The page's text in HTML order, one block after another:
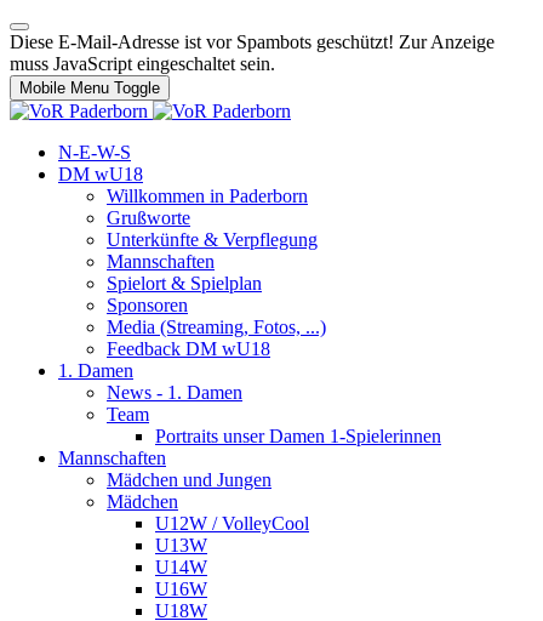
Diese E-Mail-Adresse ist vor Spambots geschützt! Zur Anzeige
muss JavaScript eingeschaltet sein.
Mobile Menu Toggle
N-E-W-S
DM wU18
Willkommen in Paderborn
Grußworte
Unterkünfte & Verpflegung
Mannschaften
Spielort & Spielplan
Sponsoren
Media (Streaming, Fotos, ...)
Feedback DM wU18
1. Damen
News - 1. Damen
Team
Portraits unser Damen 1-Spielerinnen
Mannschaften
Mädchen und Jungen
Mädchen
U12W / VolleyCool
U13W
U14W
U16W
U18W